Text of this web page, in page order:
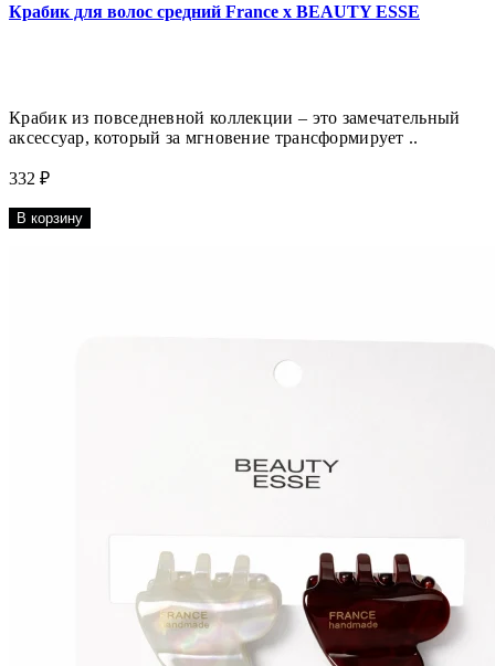
Крабик для волос средний France x BEAUTY ESSE
Крабик из повседневной коллекции – это замечательный
аксессуар, который за мгновение трансформирует ..
332 ₽
В корзину